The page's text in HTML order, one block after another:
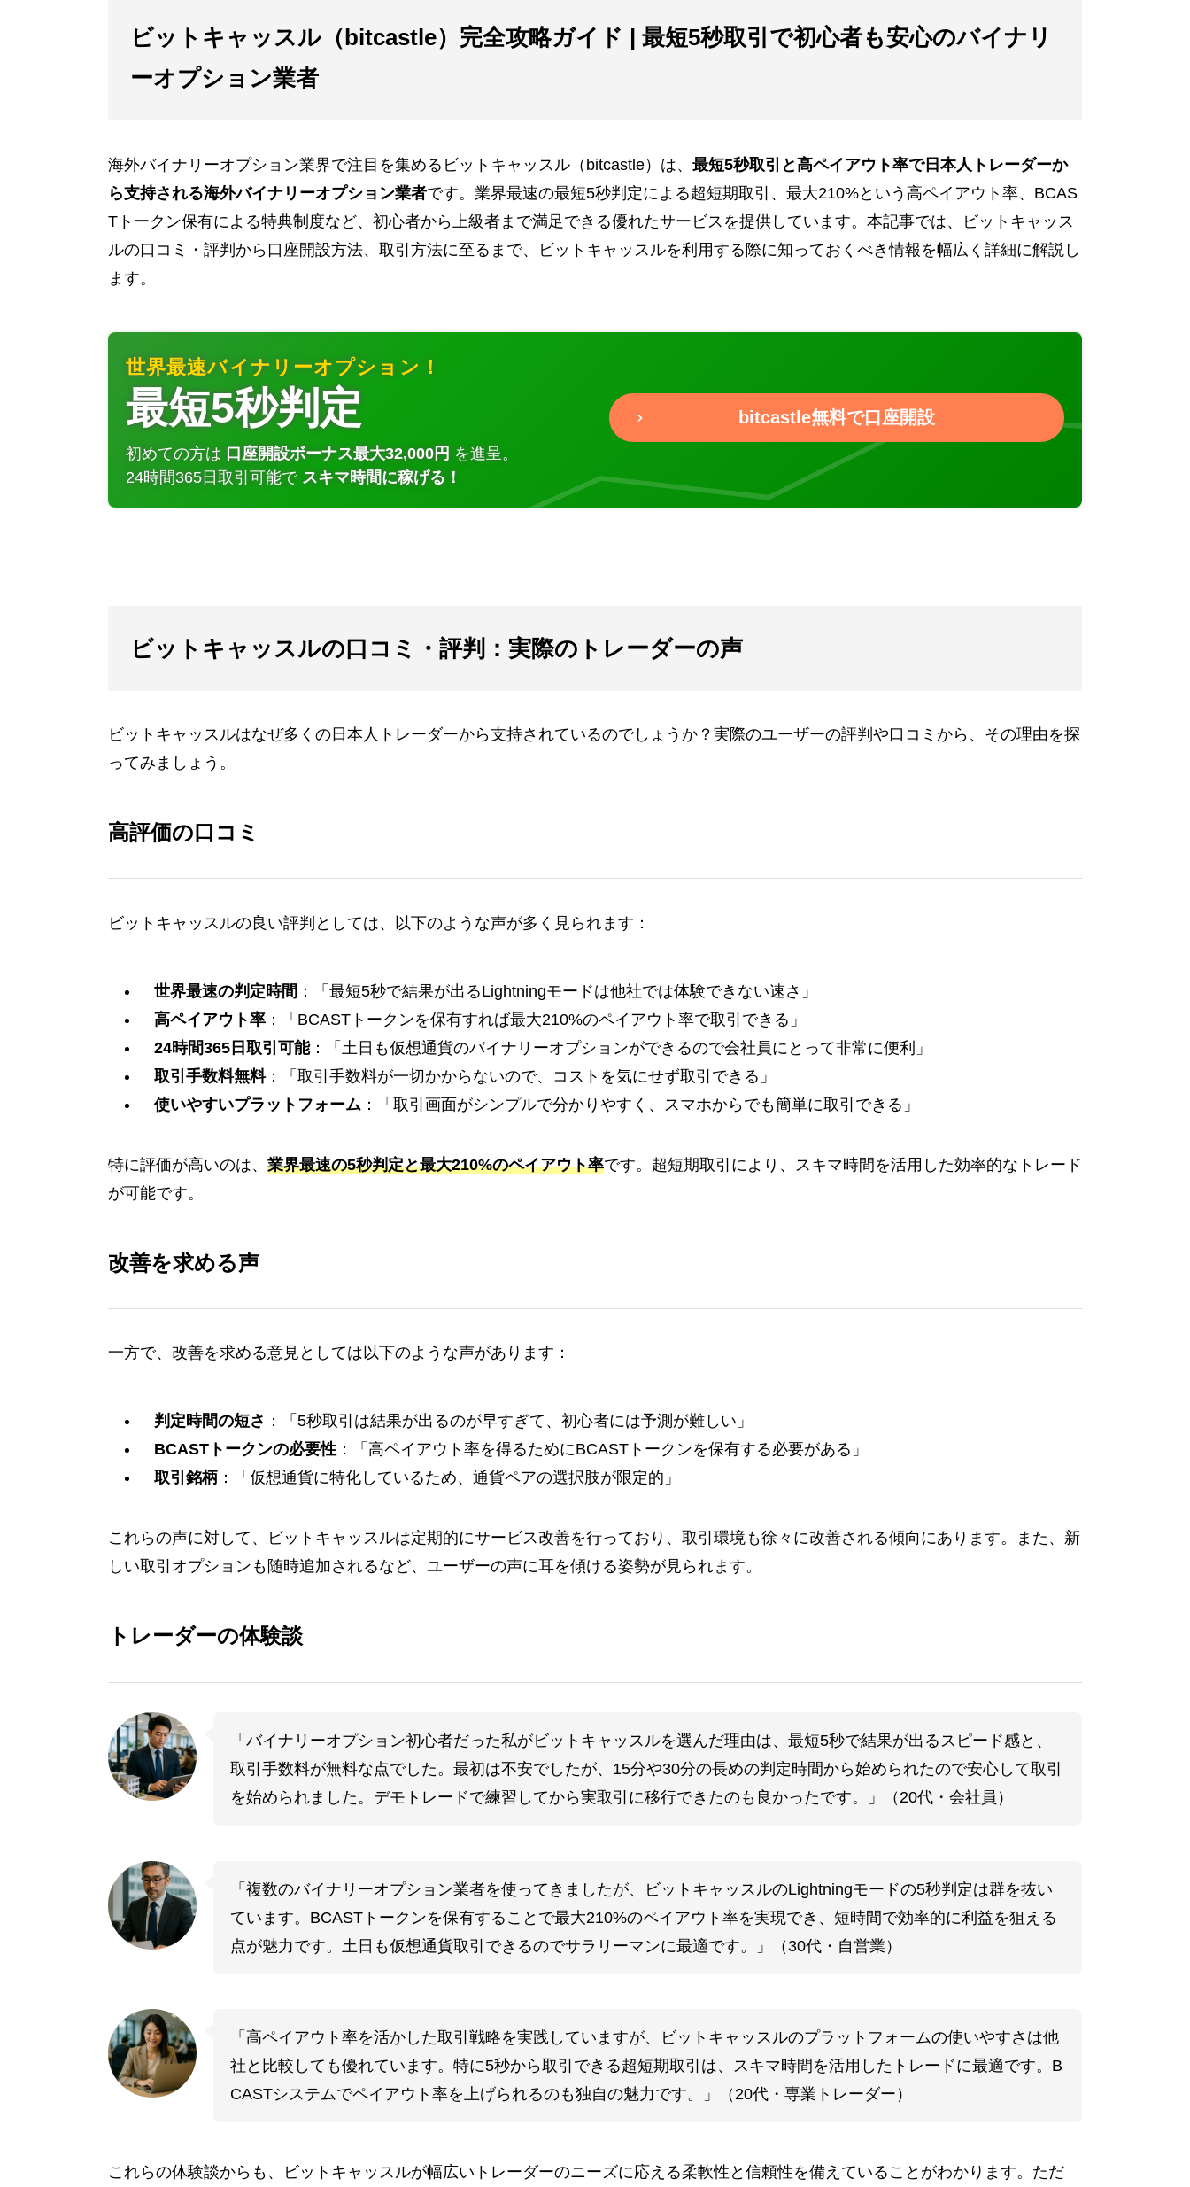
ビットキャッスル（bitcastle）完全攻略ガイド | 最短5秒取引で初心者も安心のバイナリ
ーオプション業者
海外バイナリーオプション業界で注目を集めるビットキャッスル（bitcastle）は、 最短5秒取引と高ペイアウト率で日本人トレーダーか
ら支持される海外バイナリーオプション業者です。業界最速の最短5秒判定による超短期取引、最大210%という高ペイアウト率、BCAS
Tトークン保有による特典制度など、初心者から上級者まで満足できる優れたサービスを提供しています。本記事では、ビットキャッス
ルの口コミ・評判から口座開設方法、取引方法に至るまで、ビットキャッスルを利用する際に知っておくべき情報を幅広く詳細に解説し
ます。
世界最速バイナリーオプション！
最短5秒判定
初めての方は 口座開設ボーナス最大32,000円 を進呈。
24時間365日取引可能で スキマ時間に稼げる！
bitcastle無料で口座開設
ビットキャッスルの口コミ・評判：実際のトレーダーの声
ビットキャッスルはなぜ多くの日本人トレーダーから支持されているのでしょうか？実際のユーザーの評判や口コミから、その理由を探
ってみましょう。
高評価の口コミ
ビットキャッスルの良い評判としては、以下のような声が多く見られます：
世界最速の判定時間 ：「最短5秒で結果が出るLightningモードは他社では体験できない速さ」
高ペイアウト率 ：「BCASTトークンを保有すれば最大210%のペイアウト率で取引できる」
24時間365日取引可能：「土日も仮想通貨のバイナリーオプションができるので会社員にとって非常に便利」
取引手数料無料：「取引手数料が一切かからないので、コストを気にせず取引できる」
使いやすいプラットフォーム ：「取引画面がシンプルで分かりやすく、スマホからでも簡単に取引できる」
特に評価が高いのは、 業界最速の5秒判定と最大210%のペイアウト率です。超短期取引により、スキマ時間を活用した効率的なトレード
が可能です。
改善を求める声
一方で、改善を求める意見としては以下のような声があります：
判定時間の短さ ：「5秒取引は結果が出るのが早すぎて、初心者には予測が難しい」
BCASTトークンの必要性 ：「高ペイアウト率を得るためにBCASTトークンを保有する必要がある」
取引銘柄 ：「仮想通貨に特化しているため、通貨ペアの選択肢が限定的」
これらの声に対して、ビットキャッスルは定期的にサービス改善を行っており、取引環境も徐々に改善される傾向にあります。また、新
しい取引オプションも随時追加されるなど、ユーザーの声に耳を傾ける姿勢が見られます。
トレーダーの体験談
「バイナリーオプション初心者だった私がビットキャッスルを選んだ理由は、最短5秒で結果が出るスピード感と、
取引手数料が無料な点でした。最初は不安でしたが、15分や30分の長めの判定時間から始められたので安心して取引
を始められました。デモトレードで練習してから実取引に移行できたのも良かったです。」（20代・会社員）
「複数のバイナリーオプション業者を使ってきましたが、ビットキャッスルのLightningモードの5秒判定は群を抜い
ています。BCASTトークンを保有することで最大210%のペイアウト率を実現でき、短時間で効率的に利益を狙える
点が魅力です。土日も仮想通貨取引できるのでサラリーマンに最適です。」（30代・自営業）
「高ペイアウト率を活かした取引戦略を実践していますが、ビットキャッスルのプラットフォームの使いやすさは他
社と比較しても優れています。特に5秒から取引できる超短期取引は、スキマ時間を活用したトレードに最適です。B
CASTシステムでペイアウト率を上げられるのも独自の魅力です。」（20代・専業トレーダー）
これらの体験談からも、ビットキャッスルが幅広いトレーダーのニーズに応える柔軟性と信頼性を備えていることがわかります。ただ